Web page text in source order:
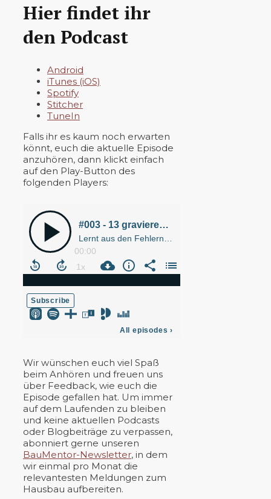
Hier findet ihr
den Podcast
Android
iTunes (iOS)
Spotify
Stitcher
TuneIn
Falls ihr es kaum noch erwarten
könnt, euch die aktuelle Episode
anzuhören, dann klickt einfach
auf den Play-Button des
folgenden Players:
Wir wünschen euch viel Spaß
beim Anhören und freuen uns
über Feedback, wie euch die
Episode gefallen hat. Um immer
auf dem Laufenden zu bleiben
und keine aktuellen Podcasts
oder Blogbeiträge zu verpassen,
abonniert gerne unseren
BauMentor-Newsletter, in dem
wir einmal pro Monat die
relevantesten Meldungen zum
Hausbau aufbereiten.